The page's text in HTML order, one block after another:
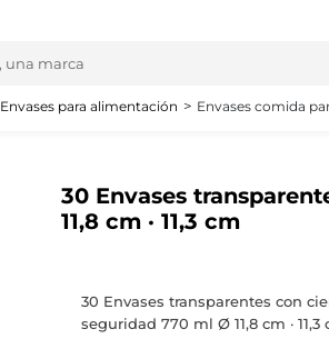
Envases para alimentación Envases comida
30 Envases
11,8 cm · 11,3 cm
30 Envases transparentes con
seguridad 770 ml Ø 11,8 cm · 11,3